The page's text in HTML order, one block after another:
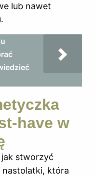
lub nawet
have w
stworzyć
nastolatki, która